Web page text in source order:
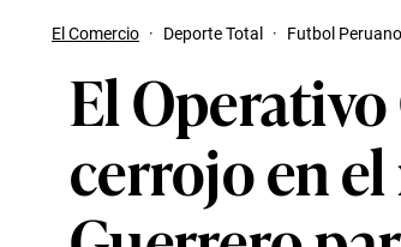
El Comercio · Deporte Total · Futbol Peruano
El
cerrojo en